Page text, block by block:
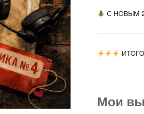
С НОВЫМ
Мои